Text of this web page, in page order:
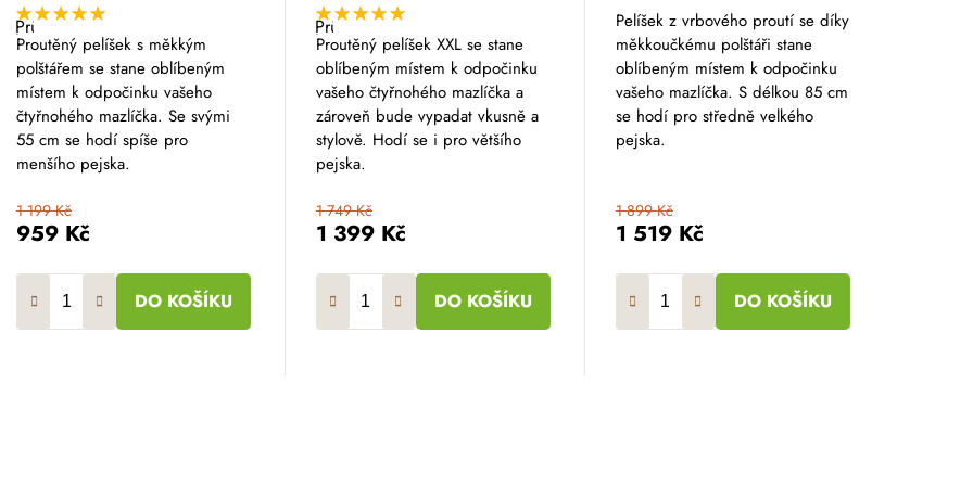
Průměrné
hodnocení
produktu
je
5,0
z
5
hvězdiček.
959 Kč
1 199 Kč
DO KOŠÍKU
Proutěný pelíšek s měkkým
polštářem se stane oblíbeným
místem k odpočinku vašeho
čtyřnohého mazlíčka. Se svými
55 cm se hodí spíše pro
menšího pejska.
Průměrné
hodnocení
produktu
je
5,0
z
5
hvězdiček.
1 399 Kč
1 749 Kč
DO KOŠÍKU
Proutěný pelíšek XXL se stane
oblíbeným místem k odpočinku
vašeho čtyřnohého mazlíčka a
zároveň bude vypadat vkusně a
stylově. Hodí se i pro většího
pejska.
1 519 Kč
1 899 Kč
DO KOŠÍKU
Pelíšek z vrbového proutí se díky
měkkoučkému polštáři stane
oblíbeným místem k odpočinku
vašeho mazlíčka. S délkou 85 cm
se hodí pro středně velkého
pejska.